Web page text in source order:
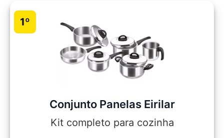
1º
Conjunto Panelas Eirilar
Kit completo para cozinha